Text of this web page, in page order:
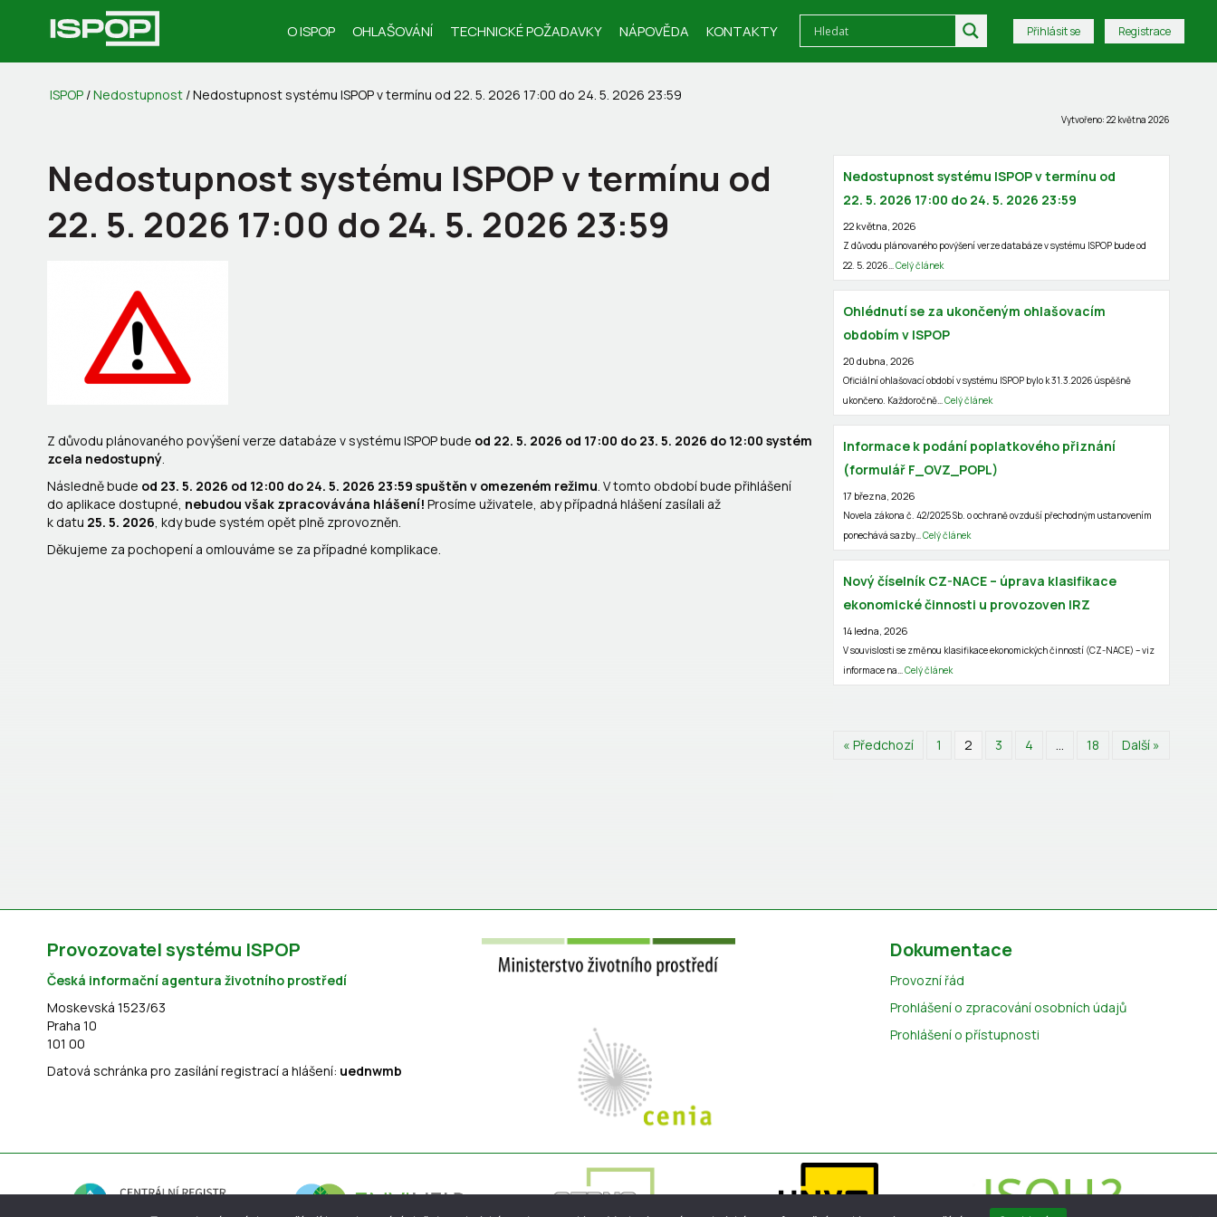
O ISPOP OHLAŠOVÁNÍ TECHNICKÉ POŽADAVKY NÁPOVĚDA KONTAKTY Přihlásit se Registrace
ISPOP /Nedostupnost /Nedostupnost systému ISPOP v termínu od 22. 5. 2026 17:00 do 24. 5. 2026 23:59
Vytvořeno: 22 května 2026
Nedostupnost systému ISPOP v termínu od
22. 5. 2026 17:00 do 24. 5. 2026 23:59
Z důvodu plánovaného povýšení verze databáze v systému ISPOP bude od 22. 5. 2026 od 17:00 do 23. 5. 2026 do 12:00 systém
zcela nedostupný.
Následně bude od 23. 5. 2026 od 12:00 do 24. 5. 2026 23:59 spuštěn v omezeném režimu. V tomto období bude přihlášení
do aplikace dostupné, nebudou však zpracovávána hlášení! Prosíme uživatele, aby případná hlášení zasílali až
k datu 25. 5. 2026, kdy bude systém opět plně zprovozněn.
Děkujeme za pochopení a omlouváme se za případné komplikace.
Nedostupnost systému ISPOP v termínu od
22. 5. 2026 17:00 do 24. 5. 2026 23:59
22 května, 2026
Z důvodu plánovaného povýšení verze databáze v systému ISPOP bude od
22. 5. 2026…Celý článek
Ohlédnutí se za ukončeným ohlašovacím
obdobím v ISPOP
20 dubna, 2026
Oficiální ohlašovací období v systému ISPOP bylo k 31.3.2026 úspěšně
ukončeno. Každoročně…Celý článek
Informace k podání poplatkového přiznání
(formulář F_OVZ_POPL)
17 března, 2026
Novela zákona č. 42/2025 Sb. o ochraně ovzduší přechodným ustanovením
ponechává sazby…Celý článek
Nový číselník CZ-NACE – úprava klasifikace
ekonomické činnosti u provozoven IRZ
14 ledna, 2026
V souvislosti se změnou klasifikace ekonomických činností (CZ-NACE) – viz
informace na…Celý článek
« Předchozí 1 2 3 4 … 18 Další »
Provozovatel systému ISPOP
Česká informační agentura životního prostředí
Moskevská 1523/63
Praha 10
101 00
Datová schránka pro zasílání registrací a hlášení: uednwmb
Dokumentace
Provozní řád
Prohlášení o zpracování osobních údajů
Prohlášení o přístupnosti